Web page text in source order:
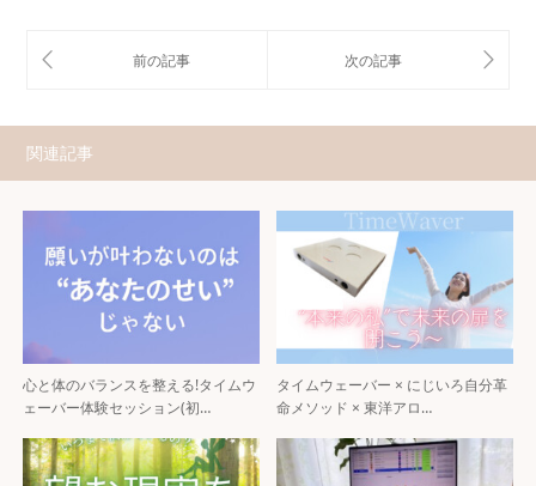
関連記事
心と体のバランスを整える!タイムウ
ェーバー体験セッション(初…
タイムウェーバー × にじいろ自分革
命メソッド × 東洋アロ…